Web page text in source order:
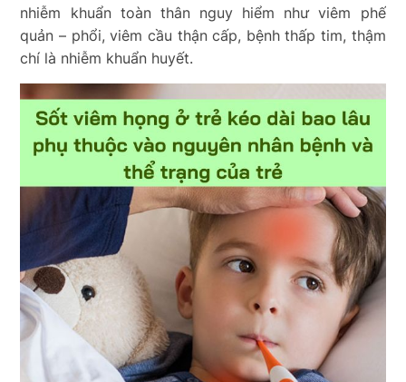
nhiễm khuẩn toàn thân nguy hiểm như viêm phế
quản – phổi, viêm cầu thận cấp, bệnh thấp tim, thậm
chí là nhiễm khuẩn huyết.